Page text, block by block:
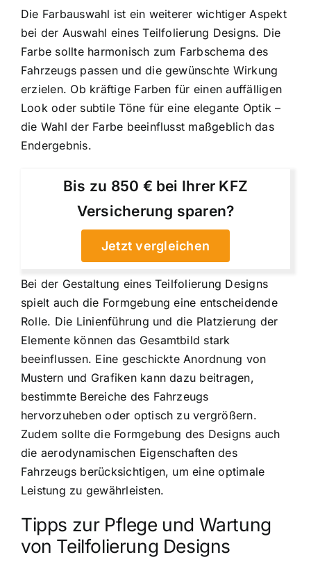
Die Farbauswahl ist ein weiterer wichtiger Aspekt
bei der Auswahl eines Teilfolierung Designs. Die
Farbe sollte harmonisch zum Farbschema des
Fahrzeugs passen und die gewünschte Wirkung
erzielen. Ob kräftige Farben für einen auffälligen
Look oder subtile Töne für eine elegante Optik –
die Wahl der Farbe beeinflusst maßgeblich das
Endergebnis.
Bis zu 850 € bei Ihrer KFZ
Versicherung sparen?
Jetzt vergleichen
Bei der Gestaltung eines Teilfolierung Designs
spielt auch die Formgebung eine entscheidende
Rolle. Die Linienführung und die Platzierung der
Elemente können das Gesamtbild stark
beeinflussen. Eine geschickte Anordnung von
Mustern und Grafiken kann dazu beitragen,
bestimmte Bereiche des Fahrzeugs
hervorzuheben oder optisch zu vergrößern.
Zudem sollte die Formgebung des Designs auch
die aerodynamischen Eigenschaften des
Fahrzeugs berücksichtigen, um eine optimale
Leistung zu gewährleisten.
Tipps zur Pflege und Wartung
von Teilfolierung Designs